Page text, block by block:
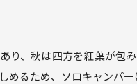
、秋は四方を紅葉が包
めるため、ソロキャンパー